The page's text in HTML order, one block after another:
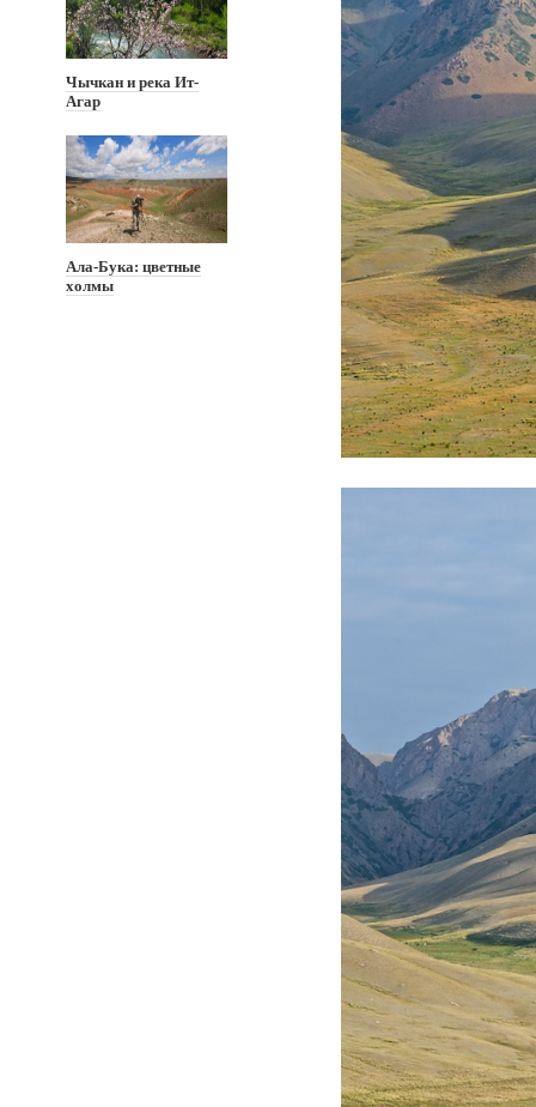
Чычкан и река Ит-
Агар
Ала-Бука: цветные
холмы